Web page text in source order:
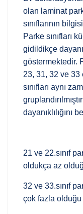
olan laminat
sınıflarının
Parke sınıfları
gidildikçe
göstermektedir.
23, 31, 32 ve 33
sınıfları aynı
dayanıklılığını
21 ve 22.sınıf
oldukça az
32 ve 33.sınıf
çok fazla